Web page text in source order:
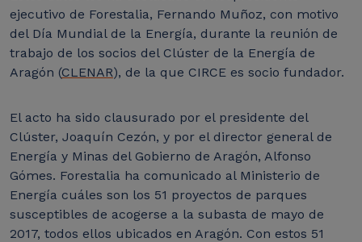
ejecutivo de Forestalia, Fernando Muñoz, con motivo
del Día Mundial de la Energía, durante la reunión de
trabajo de los socios del Clúster de la Energía de
Aragón (CLENAR), de la que CIRCE es socio fundador.
El acto ha sido clausurado por el presidente del
Clúster, Joaquín Cezón, y por el director general de
Energía y Minas del Gobierno de Aragón, Alfonso
Gómes. Forestalia ha comunicado al Ministerio de
Energía cuáles son los 51 proyectos de parques
susceptibles de acogerse a la subasta de mayo de
2017, todos ellos ubicados en Aragón. Con estos 51